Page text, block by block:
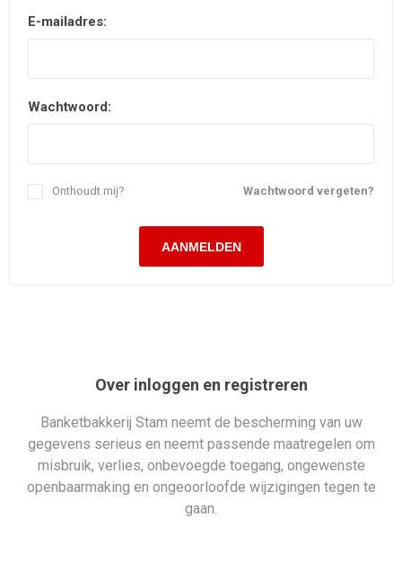
E-mailadres:
Wachtwoord:
Wachtwoord vergeten?
Onthoudt mij?
Over inloggen en registreren
Banketbakkerij Stam neemt de bescherming van uw
gegevens serieus en neemt passende maatregelen om
misbruik, verlies, onbevoegde toegang, ongewenste
openbaarmaking en ongeoorloofde wijzigingen tegen te
gaan.